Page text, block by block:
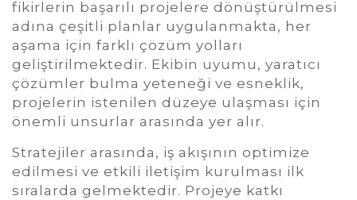
fikirlerin başarılı projelere dönüştürülmesi
adına çeşitli planlar uygulanmakta, her
aşama için farklı çözüm yolları
geliştirilmektedir. Ekibin uyumu, yaratıcı
çözümler bulma yeteneği ve esneklik,
projelerin istenilen düzeye ulaşması için
önemli unsurlar arasında yer alır.
Stratejiler arasında, iş akışının optimize
edilmesi ve etkili iletişim kurulması ilk
sıralarda gelmektedir. Projeye katkı